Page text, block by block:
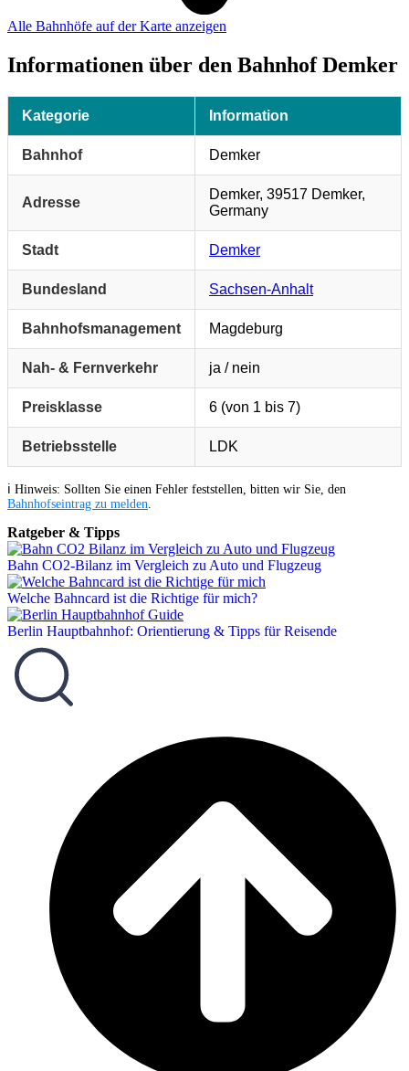
Alle Bahnhöfe auf der Karte anzeigen
Informationen über den Bahnhof Demker
Kategorie Information
Bahnhof Demker
Adresse
Demker, 39517 Demker,
Germany
Stadt Demker
Bundesland Sachsen-Anhalt
Bahnhofsmanagement Magdeburg
Nah- & Fernverkehr ja / nein
Preisklasse 6 (von 1 bis 7)
Betriebsstelle LDK
ℹ️ Hinweis: Sollten Sie einen Fehler feststellen, bitten wir Sie, den
Bahnhofseintrag zu melden
Ratgeber & Tipps
Bahn CO2-Bilanz im Vergleich zu Auto und Flugzeug
Welche Bahncard ist die Richtige für mich?
Berlin Hauptbahnhof: Orientierung & Tipps für Reisende